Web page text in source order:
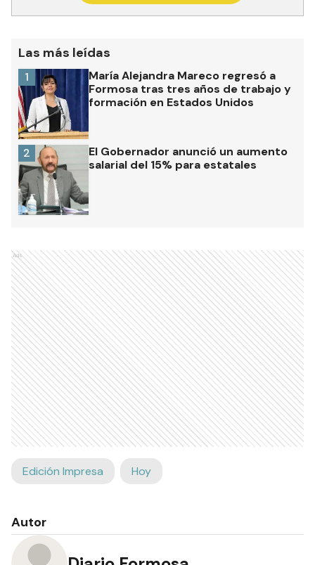
Las más leídas
María Alejandra Mareco regresó a
Formosa tras tres años de trabajo y
formación en Estados Unidos
1
El Gobernador anunció un aumento
salarial del 15% para estatales
2
Ads
Edición Impresa Hoy
Autor